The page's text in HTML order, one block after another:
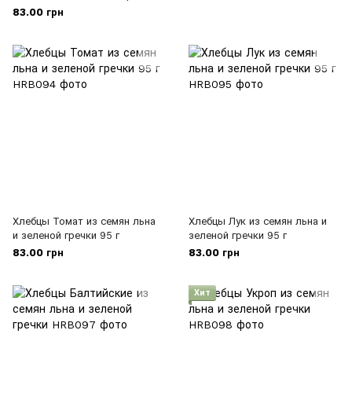
83.00 грн
Хлебцы Томат из семян льна
и зеленой гречки 95 г
83.00 грн
Хлебцы Лук из семян льна и
зеленой гречки 95 г
83.00 грн
Хит